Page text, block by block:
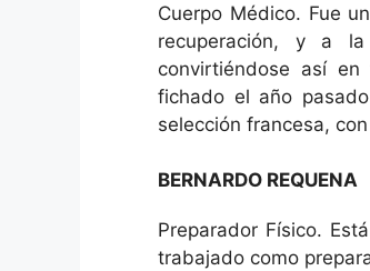
Cuerpo Médico. Fue
recuperación, y a
convirtiéndose así
fichado el año
selección francesa,
BERNARDO REQUENA
Preparador Físico.
trabajado como